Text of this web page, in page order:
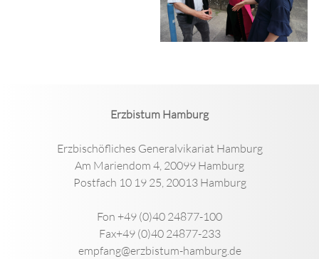
Erzbistum Hamburg
Erzbischöfliches Generalvikariat Hamburg
Am Mariendom 4, 20099 Hamburg
Postfach 10 19 25, 20013 Hamburg
Fon +49 (0)40 24877-100
Fax+49 (0)40 24877-233
empfang@erzbistum-hamburg.de